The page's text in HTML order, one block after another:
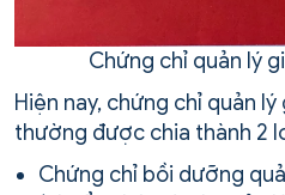
Chứng chỉ quản lý
Hiện nay, chứng chỉ quản
thường được chia thành 2
Chứng chỉ bồi dưỡng